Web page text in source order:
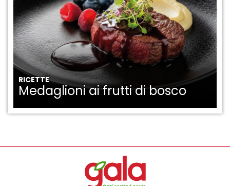
RICETTE
Medaglioni ai frutti di bosco